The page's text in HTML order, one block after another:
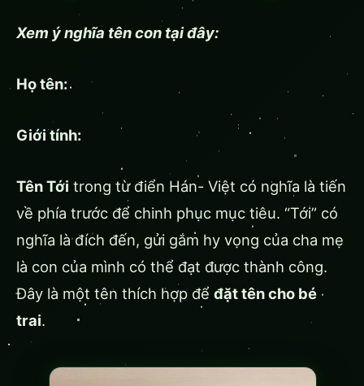
Xem ý nghĩa tên con tại đây:
Họ tên:
Giới tính:
Tên Tới trong từ điển Hán- Việt có nghĩa là tiến
về phía trước để chinh phục mục tiêu. “Tới” có
nghĩa là đích đến, gửi gắm hy vọng của cha mẹ
là con của mình có thể đạt được thành công.
Đây là một tên thích hợp để đặt tên cho bé
trai.